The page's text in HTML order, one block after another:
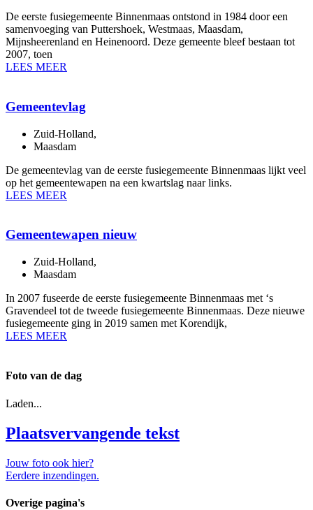
De eerste fusiegemeente Binnenmaas ontstond in 1984 door een
samenvoeging van Puttershoek, Westmaas, Maasdam,
Mijnsheerenland en Heinenoord. Deze gemeente bleef bestaan tot
2007, toen
LEES MEER
Gemeentevlag
Zuid-Holland,
Maasdam
De gemeentevlag van de eerste fusiegemeente Binnenmaas lijkt veel
op het gemeentewapen na een kwartslag naar links.
LEES MEER
Gemeentewapen nieuw
Zuid-Holland,
Maasdam
In 2007 fuseerde de eerste fusiegemeente Binnenmaas met ‘s
Gravendeel tot de tweede fusiegemeente Binnenmaas. Deze nieuwe
fusiegemeente ging in 2019 samen met Korendijk,
LEES MEER
Foto van de dag
Laden...
Plaatsvervangende tekst
Jouw foto ook hier?
Eerdere inzendingen.
Overige pagina's